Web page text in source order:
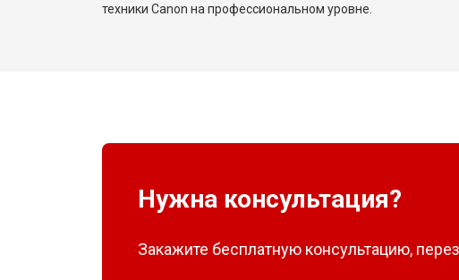
техники Canon на профессиональном уровне.
Нужна консультация?
Закажите бесплатную консультацию,